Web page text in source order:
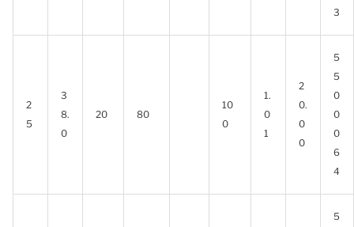
3
2
5
3
8.
0
20 80
10
0
1.
0
1
2
0.
0
0
5
5
0
0
0
6
4
5